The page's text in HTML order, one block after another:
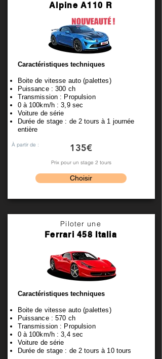
Alpine A110 R
Caractéristiques techniques
Boite de vitesse auto (palettes)
Puissance : 300 ch
Transmission : Propulsion
0 à 100km/h : 3,9 sec
Voiture de série
Durée de stage : de 2 tours à 1 journée
entière
À partir de : 135€
Prix pour un stage 2 tours
Choisir
Piloter une
Ferrari 458 Italia
Caractéristiques techniques
Boite de vitesse auto (palettes)
Puissance : 570 ch
Transmission : Propulsion
0 à 100km/h : 3,4 sec
Voiture de série
Durée de stage : de 2 tours à 10 tours